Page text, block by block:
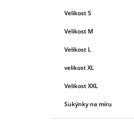
Velikost S
Velikost M
Velikost L
velikost XL
Velikost XXL
Sukýnky na míru